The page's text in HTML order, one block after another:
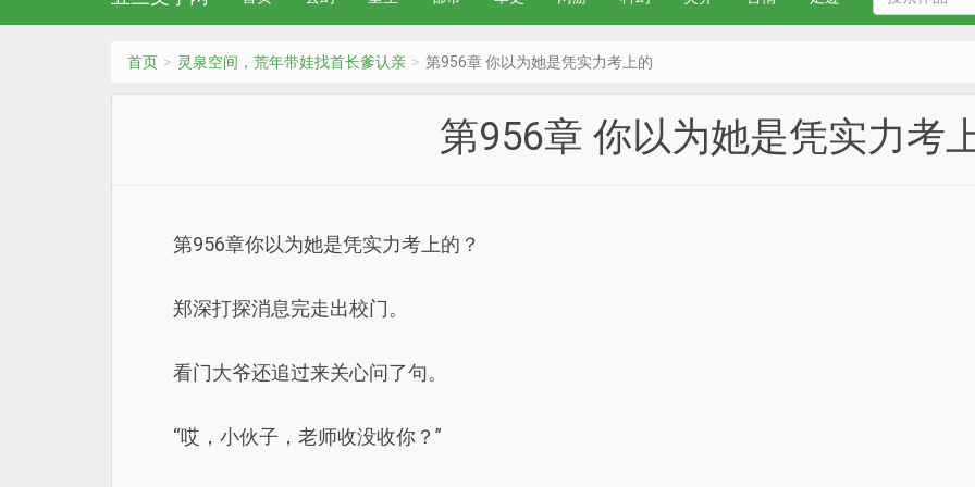
首页 灵泉空间，荒年带娃找首长爹认亲 第956章 你以为她是凭实力考上的
第956章 你以为她是凭实力考
第956章你以为她是凭实力考上的？
郑深打探消息完走出校门。
看门大爷还追过来关心问了句。
“哎，小伙子，老师收没收你？”